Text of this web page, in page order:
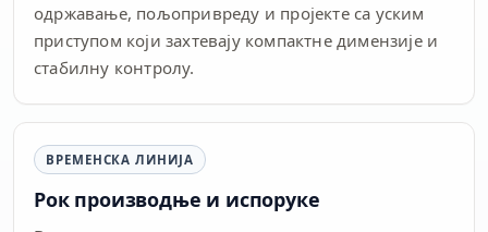
одржавање, пољопривреду и пројекте са уским
приступом који захтевају компактне димензије и
стабилну контролу.
ВРЕМЕНСКА ЛИНИЈА
Рок производње и испоруке